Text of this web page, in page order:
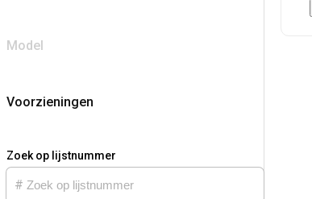
Model
Voorzieningen
Zoek op lijstnummer